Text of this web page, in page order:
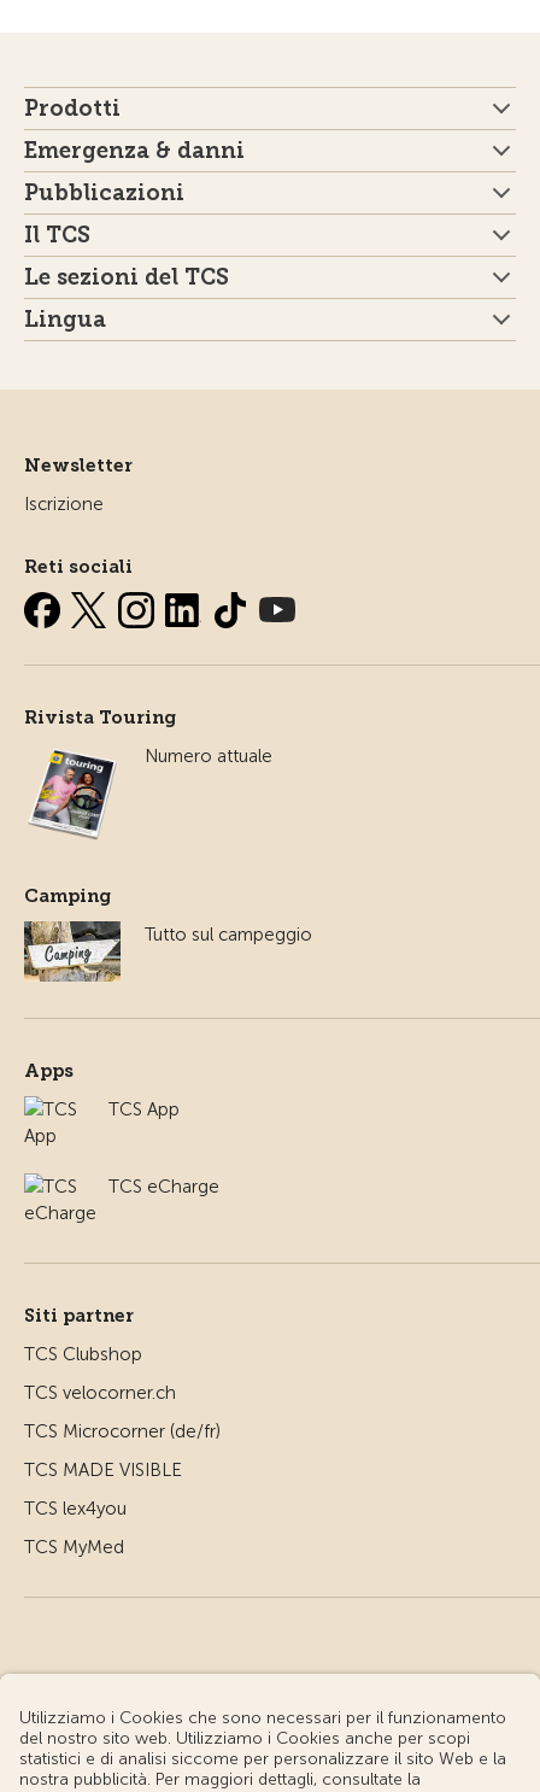
Prodotti
Emergenza & danni
Pubblicazioni
Il TCS
Le sezioni del TCS
Lingua
Newsletter
Iscrizione
Reti sociali
Rivista Touring
Numero attuale
Camping
Tutto sul campeggio
Apps
TCS App
TCS eCharge
Siti partner
TCS Clubshop
TCS velocorner.ch
TCS Microcorner (de/fr)
TCS MADE VISIBLE
TCS lex4you
TCS MyMed